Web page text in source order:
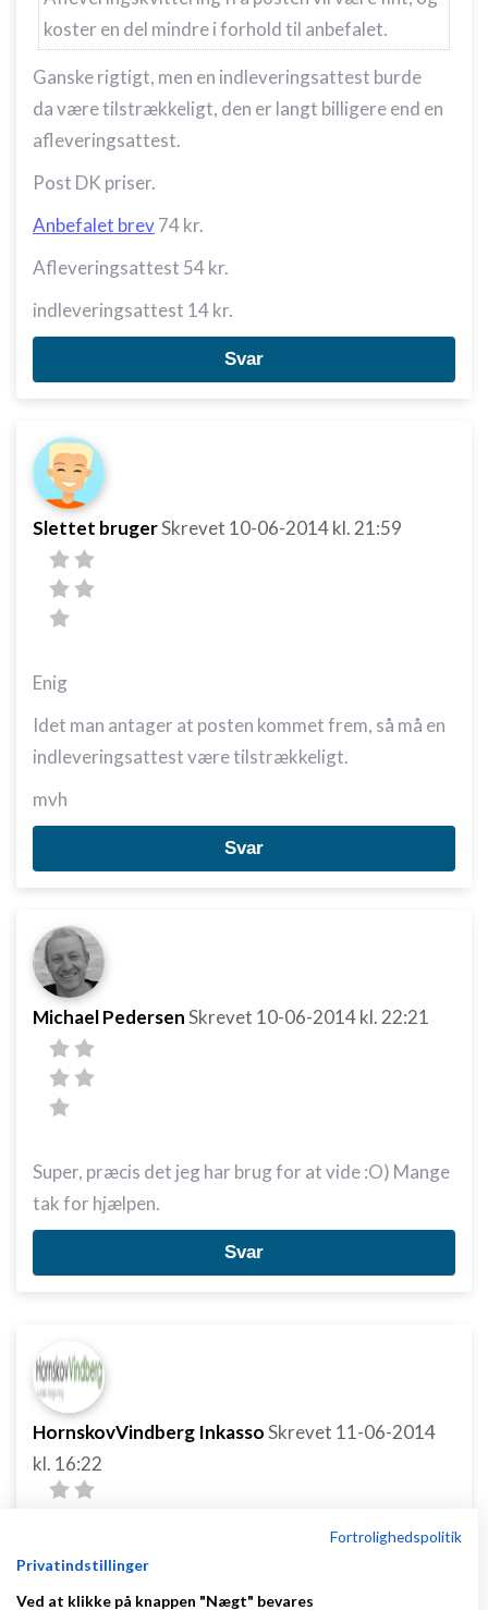
koster en del mindre i forhold til anbefalet.
Ganske rigtigt, men en indleveringsattest burde
da være tilstrækkeligt, den er langt billigere end en
afleveringsattest.
Post DK priser.
Anbefalet brev74 kr.
Afleveringsattest 54 kr.
indleveringsattest 14 kr.
Svar
Slettet brugerSkrevet 10-06-2014kl. 21:59
Enig
Idet man antager at posten kommet frem, så må en
indleveringsattest være tilstrækkeligt.
mvh
Svar
Michael PedersenSkrevet 10-06-2014kl. 22:21
Super, præcis det jeg har brug for at vide :O) Mange
tak for hjælpen.
Svar
HornskovVindberg InkassoSkrevet 11-06-2014
kl. 16:22
Fortrolighedspolitik
Privatindstillinger
Ved at klikke på knappen "Nægt" bevares